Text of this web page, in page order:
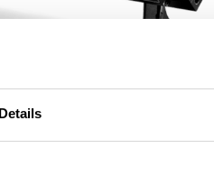
Details